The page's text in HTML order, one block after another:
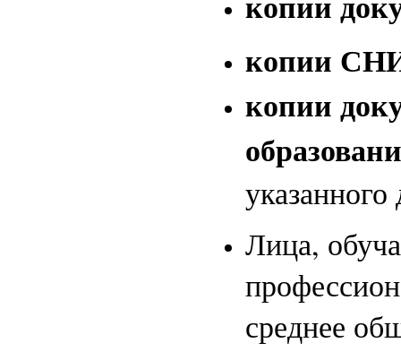
копии
копии
Лица,
среднее